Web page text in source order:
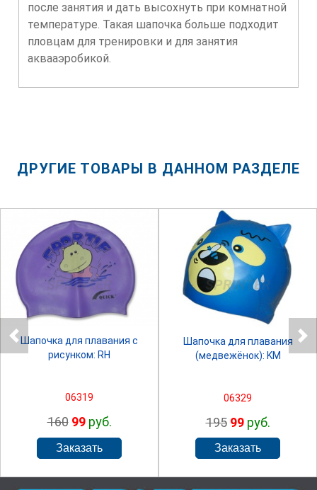
после занятия и дать высохнуть при комнатной
температуре. Такая шапочка больше подходит
пловцам для тренировки и для занятия
аквааэробикой.
ДРУГИЕ ТОВАРЫ В ДАННОМ РАЗДЕЛЕ
SPRINTER
Шапочка для плавания с
рисунком: RH
06319
160 99руб.
SPRINTER
Шапочка для плавания
(медвежёнок): KM
06329
195 99руб.